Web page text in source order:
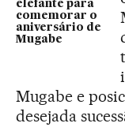
elefante para
comemorar o
aniversário de
Mugabe
Mugabe e
desejada